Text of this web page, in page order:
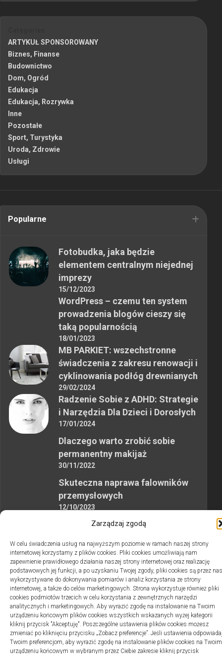
Zarządzaj zgodą
W celu świadczenia usług na najwyższym poziomie w ramach naszej strony
internetowej korzystamy z plików cookies. Pliki cookies umożliwiają nam
zapewnienie prawidłowego działania naszej strony internetowej oraz realizację
podstawowych jej funkcji, a po uzyskaniu Twojej zgody, pliki cookies są przez nas
wykorzystywane do dokonywania pomiarów i analiz korzystania ze strony
internetowej, a także do celów marketingowych. Strona wykorzystuje również pliki
cookies podmiotów trzecich w celu korzystania z zewnętrznych narzędzi
analitycznych i marketingowych. Aby wyrazić zgodę na instalowanie na Twoim
urządzeniu końcowym plików cookies wszystkich wskazanych wyżej kategorii
kliknij przycisk "Akceptuję". Poszczególne ustawienia plików cookies możesz
zmieniać po kliknięciu przycisku „Zobacz preferencje”. Jeśli ustawienia
Twoim preferencjom, aby wyrazić zgodę na instalowanie plików cookies na Twoim
urządzeniu końcowym w wybranym przez Ciebie zakresie kliknij przycisk
ARTYKUŁ SPONSOROWANY
Biznes, Finanse
Budownictwo
Dom, Ogród
Edukacja
Edukacja, Rozrywka
Inne
Pozostałe
Sport, Turystyka
Uroda, Zdrowie
Usługi
Popularne
Fotobudka, jaka będzie
elementem centralnym niejednej
imprezy
15/12/2023
WordPress – czemu ten system
prowadzenia blogów cieszy się
taką popularnością
18/01/2023
MB PARKIET: wszechstronne
świadczenia z zakresu renowacji i
cyklinowania podłóg drewnianych
29/02/2024
Radzenie Sobie z ADHD: Strategie
i Narzędzia Dla Dzieci i Dorosłych
17/01/2024
Dlaczego warto zrobić sobie
permanentny makijaż
30/11/2022
Skuteczna naprawa falowników
przemysłowych
12/10/2023
2swiaty.pl © 2026. Wszelkie prawa zastrzeżone.